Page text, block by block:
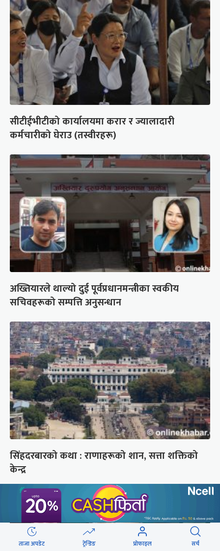
सीटीईभीटीको कार्यालयमा करार र ज्यालादारी
कर्मचारीको घेराउ (तस्वीरहरू)
अख्तियारले थाल्यो दुई पूर्वप्रधानमन्त्रीका स्वकीय
सचिवहरूको सम्पत्ति अनुसन्धान
सिंहदरबारको कथा : राणाहरूको शान, सत्ता शक्तिको
केन्द्र
ताजा अपडेट ट्रेन्डिङ प्रोफाइल सर्च